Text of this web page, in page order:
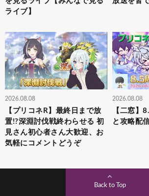
ライブ】
2026.08.08
【プリコネR】最終日まで放
置!?深淵討伐戦終わらせる 初
見さん初心者さん大歓迎、お
気軽にコメントどうぞ
2026.08.08
【二窓】
と攻略配
Back to Top